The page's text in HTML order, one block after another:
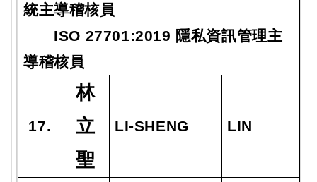
統主導稽核員
ISO 27701:2019 隱私資訊管理主
導稽核員
17.
林
立
聖
LI-SHENG LIN